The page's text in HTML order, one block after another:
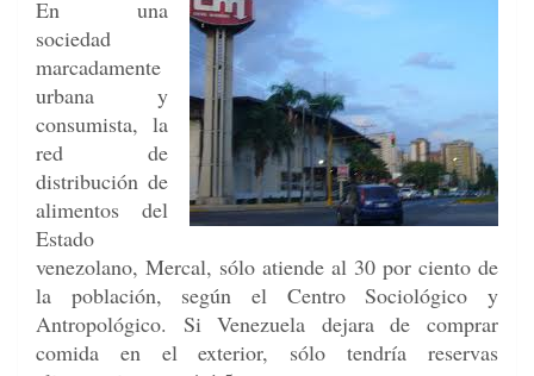
En una
sociedad
marcadamente
urbana y
consumista, la
red de
distribución de
alimentos del
Estado
venezolano, Mercal, sólo atiende al 30 por ciento de
la población, según el Centro Sociológico y
Antropológico. Si Venezuela dejara de comprar
comida en el exterior, sólo tendría reservas